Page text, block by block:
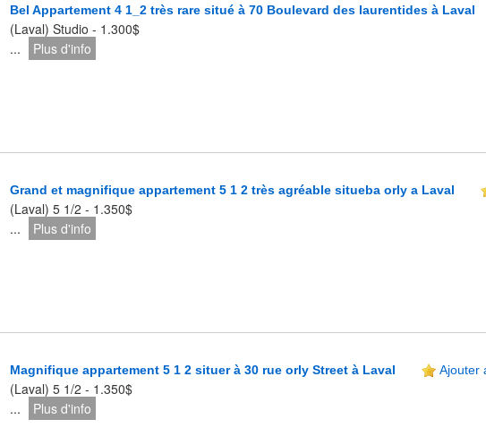
Bel Appartement 4 1_2 très rare situé à 70 Boulevard des laurentides à Laval
(Laval) Studio - 1.300$
...
Plus d'info
Grand et magnifique appartement 5 1 2 très agréable situeba orly a Laval
(Laval) 5 1/2 - 1.350$
...
Plus d'info
Magnifique appartement 5 1 2 situer à 30 rue orly Street à Laval Ajouter
(Laval) 5 1/2 - 1.350$
...
Plus d'info